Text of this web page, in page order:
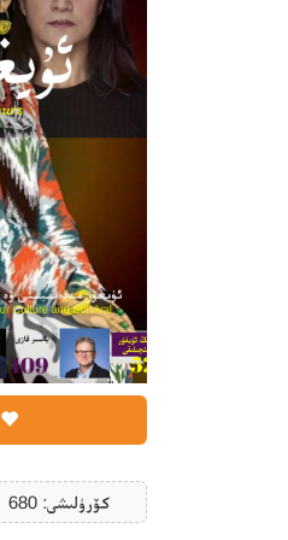
كۆرۈلىشى: 680